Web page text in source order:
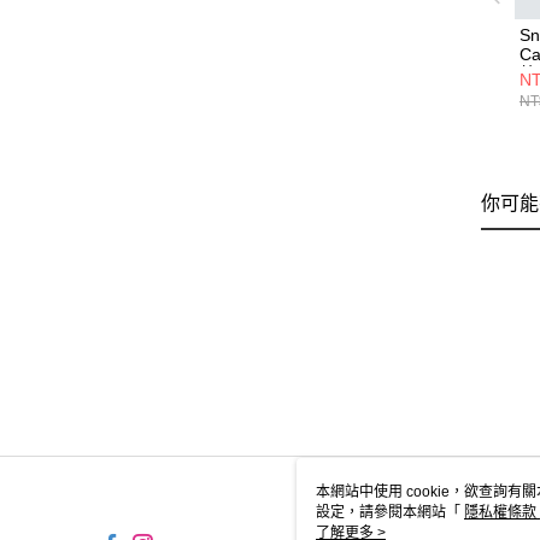
你可
本網站中使用 cookie，欲查詢有
設定，請參閱本網站「 隱私權條款
使用 cookie。
了解更多 >